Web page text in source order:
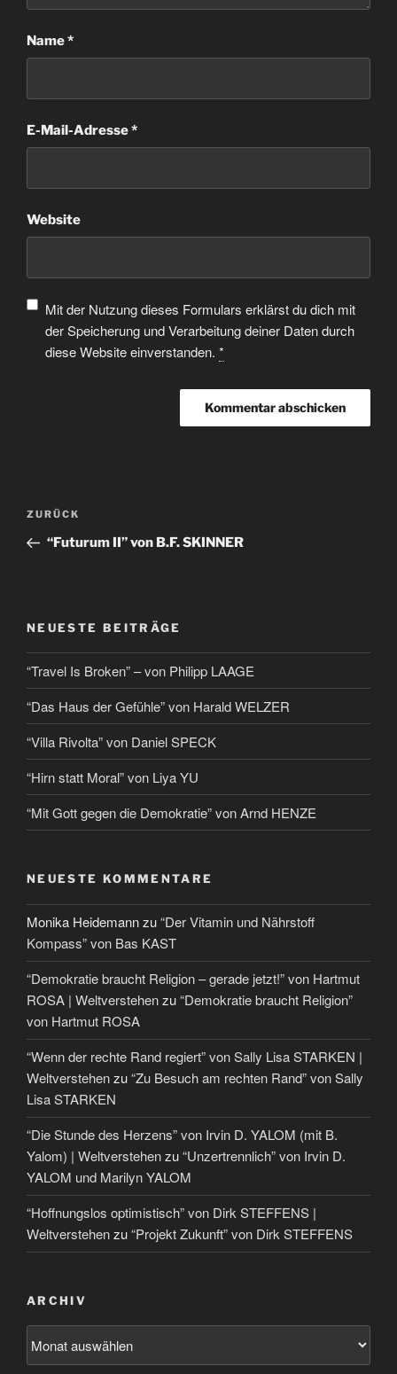
Name*
E-Mail-Adresse*
Website
Mit der Nutzung dieses Formulars erklärst du dich mit
der Speicherung und Verarbeitung deiner Daten durch
diese Website einverstanden. *
ZURÜCK
“Futurum II” von B.F. SKINNER
NEUESTE BEITRÄGE
“Travel Is Broken” – von Philipp LAAGE
“Das Haus der Gefühle” von Harald WELZER
“Villa Rivolta” von Daniel SPECK
“Hirn statt Moral” von Liya YU
“Mit Gott gegen die Demokratie” von Arnd HENZE
NEUESTE KOMMENTARE
Monika Heidemannzu“Der Vitamin und Nährstoff
Kompass” von Bas KAST
“Demokratie braucht Religion – gerade jetzt!” von Hartmut
ROSA | Weltverstehenzu“Demokratie braucht Religion”
von Hartmut ROSA
“Wenn der rechte Rand regiert” von Sally Lisa STARKEN |
Weltverstehenzu“Zu Besuch am rechten Rand” von Sally
Lisa STARKEN
“Die Stunde des Herzens” von Irvin D. YALOM (mit B.
Yalom) | Weltverstehenzu“Unzertrennlich” von Irvin D.
YALOM und Marilyn YALOM
“Hoffnungslos optimistisch” von Dirk STEFFENS |
Weltverstehenzu“Projekt Zukunft” von Dirk STEFFENS
ARCHIV